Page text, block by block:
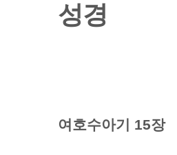
성경
여호수아기 15장